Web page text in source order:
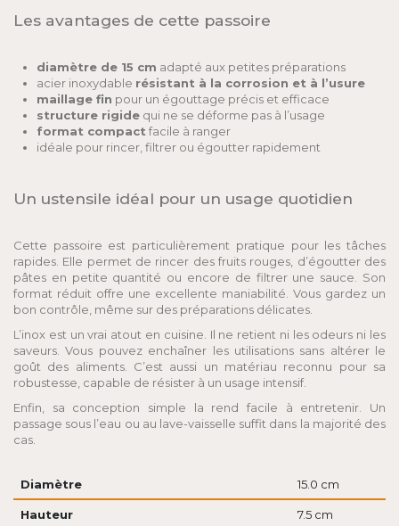
Les avantages de cette passoire
diamètre de 15 cm adapté aux petites préparations
acier inoxydable résistant à la corrosion et à l’usure
maillage fin pour un égouttage précis et efficace
structure rigide qui ne se déforme pas à l’usage
format compact facile à ranger
idéale pour rincer, filtrer ou égoutter rapidement
Un ustensile idéal pour un usage quotidien
Cette passoire est particulièrement pratique pour les tâches
rapides. Elle permet de rincer des fruits rouges, d’égoutter des
pâtes en petite quantité ou encore de filtrer une sauce. Son
format réduit offre une excellente maniabilité. Vous gardez un
bon contrôle, même sur des préparations délicates.
L’inox est un vrai atout en cuisine. Il ne retient ni les odeurs ni les
saveurs. Vous pouvez enchaîner les utilisations sans altérer le
goût des aliments. C’est aussi un matériau reconnu pour sa
robustesse, capable de résister à un usage intensif.
Enfin, sa conception simple la rend facile à entretenir. Un
passage sous l’eau ou au lave-vaisselle suffit dans la majorité des
cas.
Diamètre 15.0 cm
Hauteur 7.5 cm